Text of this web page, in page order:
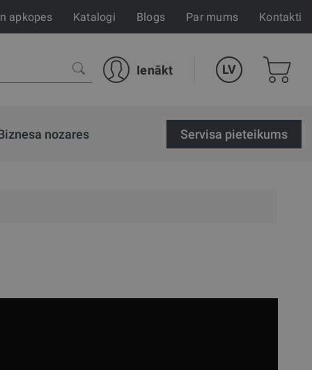
apkopes Katalogi Blogs Par mums Kontakti
Ienākt LV
nozares Servisa pieteikums